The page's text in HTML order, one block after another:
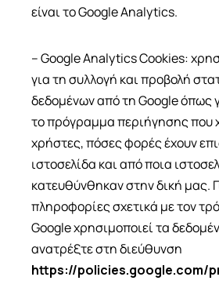
είναι το Google Analytics.
– Google Analytics Cookies:
για τη συλλογή και προβολή
δεδομένων από τη Google όπως
το πρόγραμμα περιήγησης που
χρήστες, πόσες φορές έχουν
ιστοσελίδα και από ποια
κατευθύνθηκαν στην δική μας.
πληροφορίες σχετικά με τον
Google χρησιμοποιεί τα
ανατρέξτε στη διεύθυνση
https://policies.google.com/